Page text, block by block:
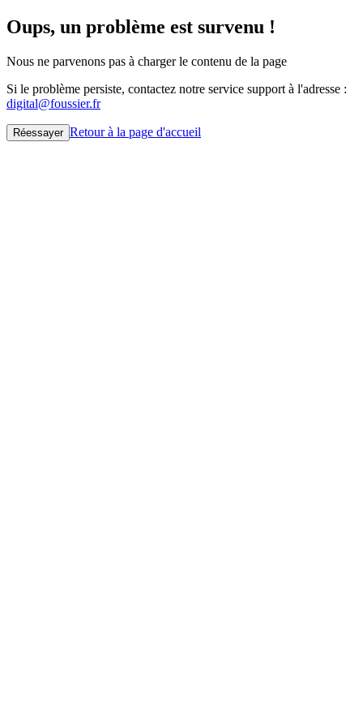
Oups, un problème est survenu !
Nous ne parvenons pas à charger le contenu de la page
Si le problème persiste, contactez notre service support à l'adresse :
digital@foussier.fr
Réessayer Retour à la page d'accueil